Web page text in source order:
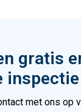
gratis
inspectie
met ons op